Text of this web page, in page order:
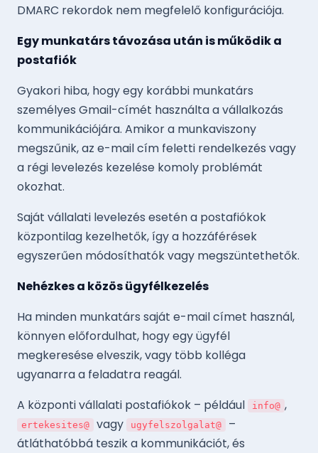
DMARC rekordok nem megfelelő konfigurációja.
Egy munkatárs távozása után is működik a
postafiók
Gyakori hiba, hogy egy korábbi munkatárs
személyes Gmail-címét használta a vállalkozás
kommunikációjára. Amikor a munkaviszony
megszűnik, az e-mail cím feletti rendelkezés vagy
a régi levelezés kezelése komoly problémát
okozhat.
Saját vállalati levelezés esetén a postafiókok
központilag kezelhetők, így a hozzáférések
egyszerűen módosíthatók vagy megszüntethetők.
Nehézkes a közös ügyfélkezelés
Ha minden munkatárs saját e-mail címet használ,
könnyen előfordulhat, hogy egy ügyfél
megkeresése elveszik, vagy több kolléga
ugyanarra a feladatra reagál.
A központi vállalati postafiókok – például
info@ ,
ertekesites@ vagy ugyfelszolgalat@
–
átláthatóbbá teszik a kommunikációt, és